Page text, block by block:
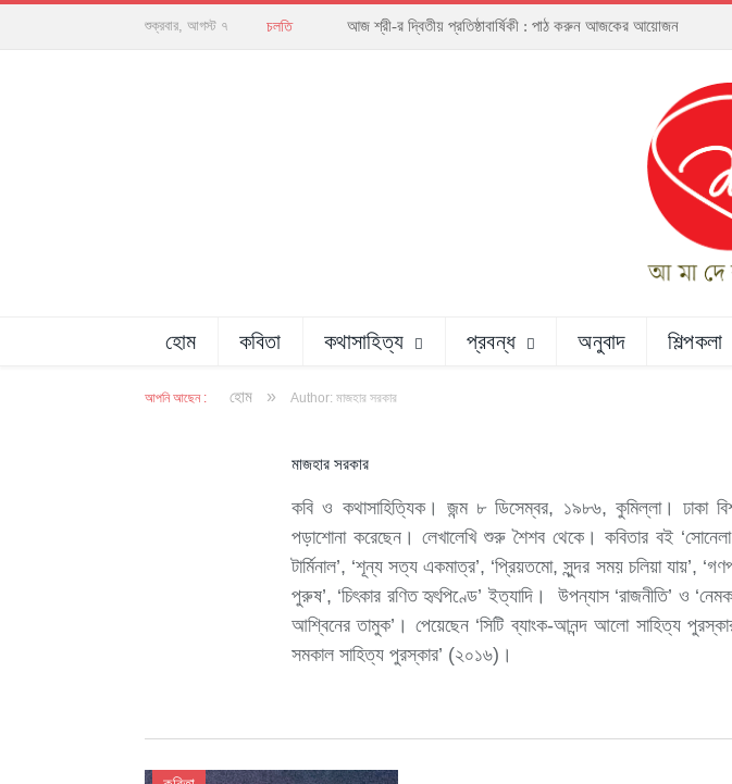
শুক্রবার, আগস্ট ৭ চলতি আজ শ্রী-র দ্বিতীয় প্রতিষ্ঠাবার্ষিকী : পাঠ করুন আজকের আয়োজন
হোম কবিতা কথাসাহিত্য প্রবন্ধ অনুবাদ শিল্পকলা
আপনি আছেন : হোম » Author: মাজহার সরকার
মাজহার সরকার
কবি ও কথাসাহিত্যিক। জন্ম ৮ ডিসেম্বর, ১৯৮৬, কুমিল্লা। ঢাকা
পড়াশোনা করেছেন। লেখালেখি শুরু শৈশব থেকে। কবিতার বই
টার্মিনাল’, ‘শূন্য সত্য একমাত্র’, ‘প্রিয়তমো, সুন্দর সময় চলিয়া যায়’,
পুরুষ’, ‘চিৎকার রণিত হৃৎপিণ্ডে’ ইত্যাদি। উপন্যাস ‘রাজনীতি’ ও
আশ্বিনের তামুক’। পেয়েছেন ‘সিটি ব্যাংক-আনন্দ আলো সাহিত্য
সমকাল সাহিত্য পুরস্কার’ (২০১৬)।